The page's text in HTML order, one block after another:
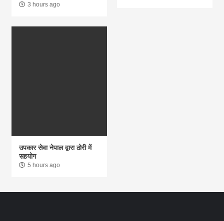
3 hours ago
उपकार सेवा नेपाल द्वारा ठोरी में
सहयोग
5 hours ago